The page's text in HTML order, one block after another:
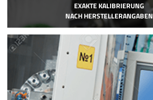
EXAKTE KALIBRIERUNG
NACH HERSTELLERANGABEN